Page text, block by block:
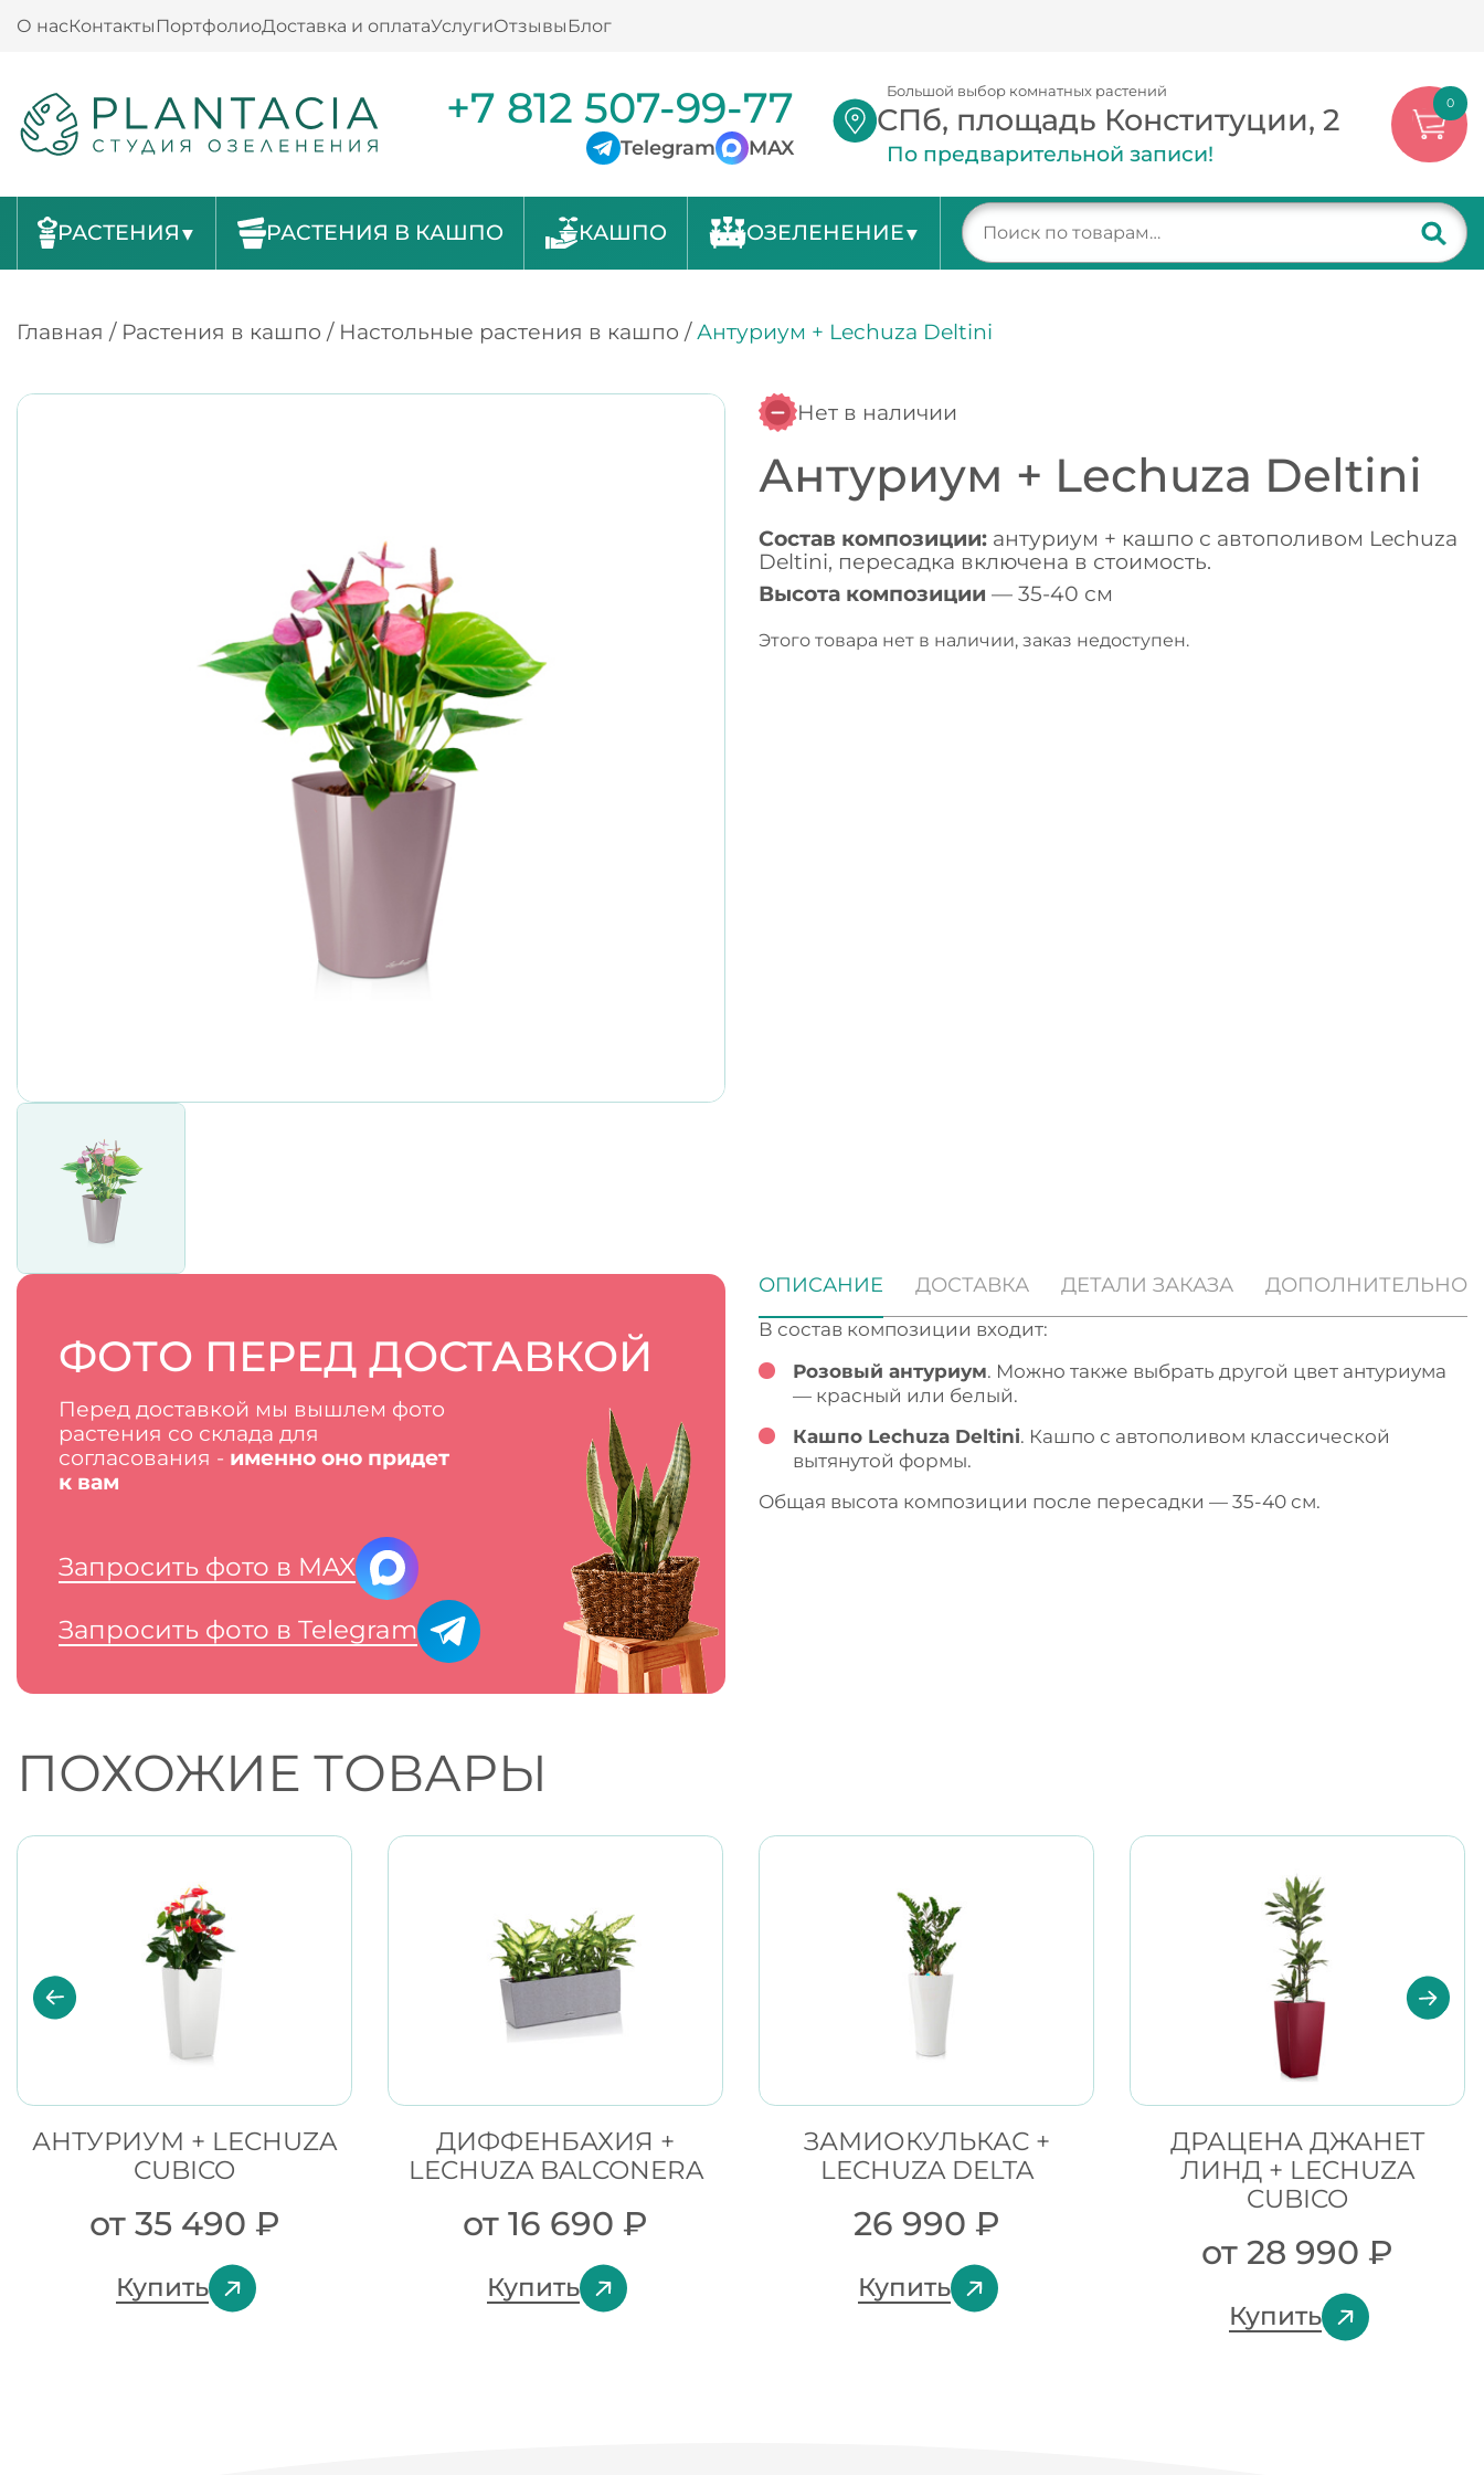
О насКонтакты ПортфолиоДоставка и оплатаУслугиОтзывы Блог
+7 812 507-99-77
Telegram MAX
Большой выбор комнатных растений
СПб, площадь Конституции, 2
По предварительной записи!
0
РАСТЕНИЯ РАСТЕНИЯ В КАШПО КАШПО ОЗЕЛЕНЕНИЕ
Главная / Растения в кашпо / Настольные растения в кашпо / Антуриум + Lechuza Deltini
Нет в наличии
Антуриум + Lechuza Deltini
Состав композиции: антуриум + кашпо с автополивом Lechuza
Deltini, пересадка включена в стоимость.
Высота композиции — 35-40 см
Этого товара нет в наличии, заказ недоступен.
ФОТО ПЕРЕД ДОСТАВКОЙ
Перед доставкой мы вышлем фото
растения со склада для
согласования - именно оно придет
к вам
Запросить фото в MAX
Запросить фото в Telegram
ОПИСАНИЕ ДОСТАВКА ДЕТАЛИ ЗАКАЗА ДОПОЛНИТЕЛЬНО
В состав композиции входит:
Розовый антуриум. Можно также выбрать другой цвет антуриума
— красный или белый.
Кашпо Lechuza Deltini. Кашпо с автополивом классической
вытянутой формы.
Общая высота композиции после пересадки — 35-40 см.
ПОХОЖИЕ ТОВАРЫ
АНТУРИУМ + LECHUZA
CUBICO
от 35 490 ₽
Купить
ДИФФЕНБАХИЯ +
LECHUZA BALCONERA
от16 690 ₽
Купить
ЗАМИОКУЛЬКАС +
LECHUZA DELTA
26 990 ₽
Купить
ДРАЦЕНА ДЖАНЕТ
ЛИНД + LECHUZA
CUBICO
от28 990 ₽
Купить